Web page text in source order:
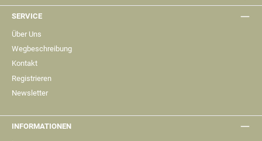
SERVICE
Über Uns
Wegbeschreibung
Kontakt
Registrieren
Newsletter
INFORMATIONEN